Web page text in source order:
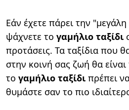
Εάν έχετε πάρει την
ψάχνετε το γαμήλιο ταξίδι
προτάσεις. Τα ταξίδια που
στην κοινή σας ζωή θα
το γαμήλιο ταξίδι πρέπει
θυμάστε σαν το πιο